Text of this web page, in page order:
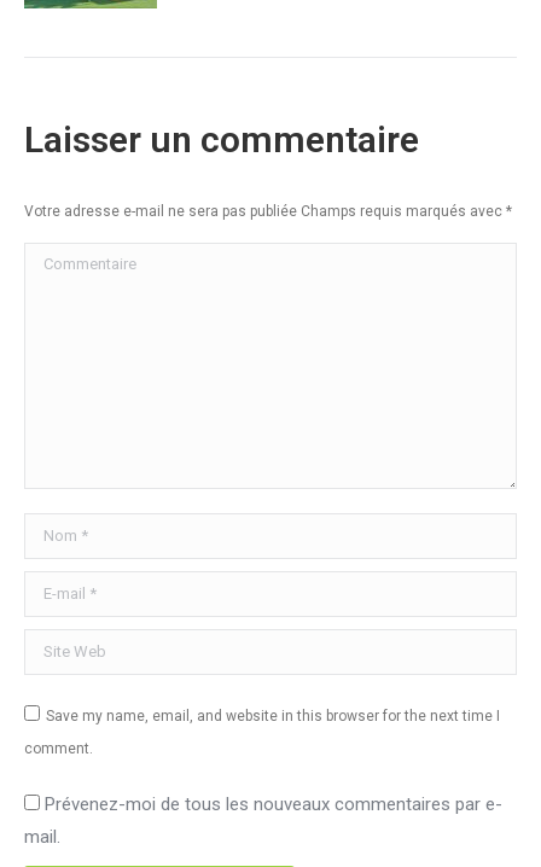
Laisser un commentaire
Votre adresse e-mail ne sera pas publiée Champs requis marqués avec *
Commentaire
Nom *
E-mail *
Site Web
Save my name, email, and website in this browser for the next time I
comment.
Prévenez-moi de tous les nouveaux commentaires par e-
mail.